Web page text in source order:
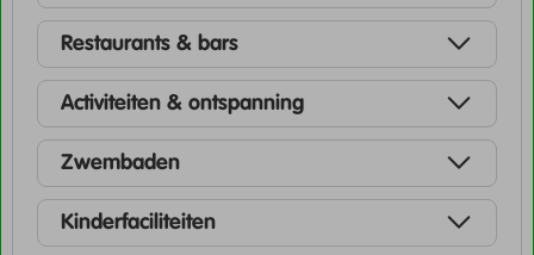
Restaurants & bars
Activiteiten & ontspanning
Zwembaden
Kinderfaciliteiten